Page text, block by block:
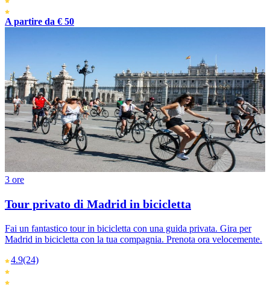
A partire da € 50
3 ore
Tour privato di Madrid in bicicletta
Fai un fantastico tour in bicicletta con una guida privata. Gira per
Madrid in bicicletta con la tua compagnia. Prenota ora velocemente.
4.9(24)